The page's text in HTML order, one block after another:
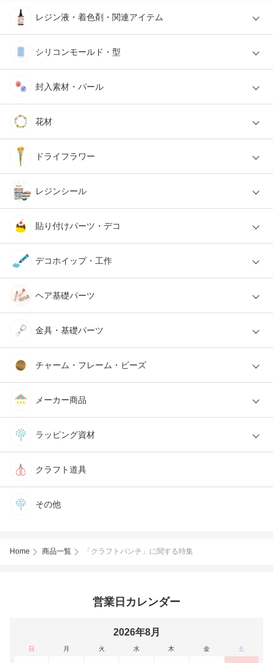
レジン液・着色剤・関連アイテム
シリコンモールド・型
封入素材・パール
花材
ドライフラワー
レジンシール
貼り付けパーツ・デコ
デコホイップ・工作
ヘア基礎パーツ
金具・基礎パーツ
チャーム・フレーム・ビーズ
メーカー商品
ラッピング資材
クラフト道具
その他
Home 商品一覧 「クラフトパンチ」に関する特集
営業日カレンダー
2026年8月
日 月 火 水 木 金 土